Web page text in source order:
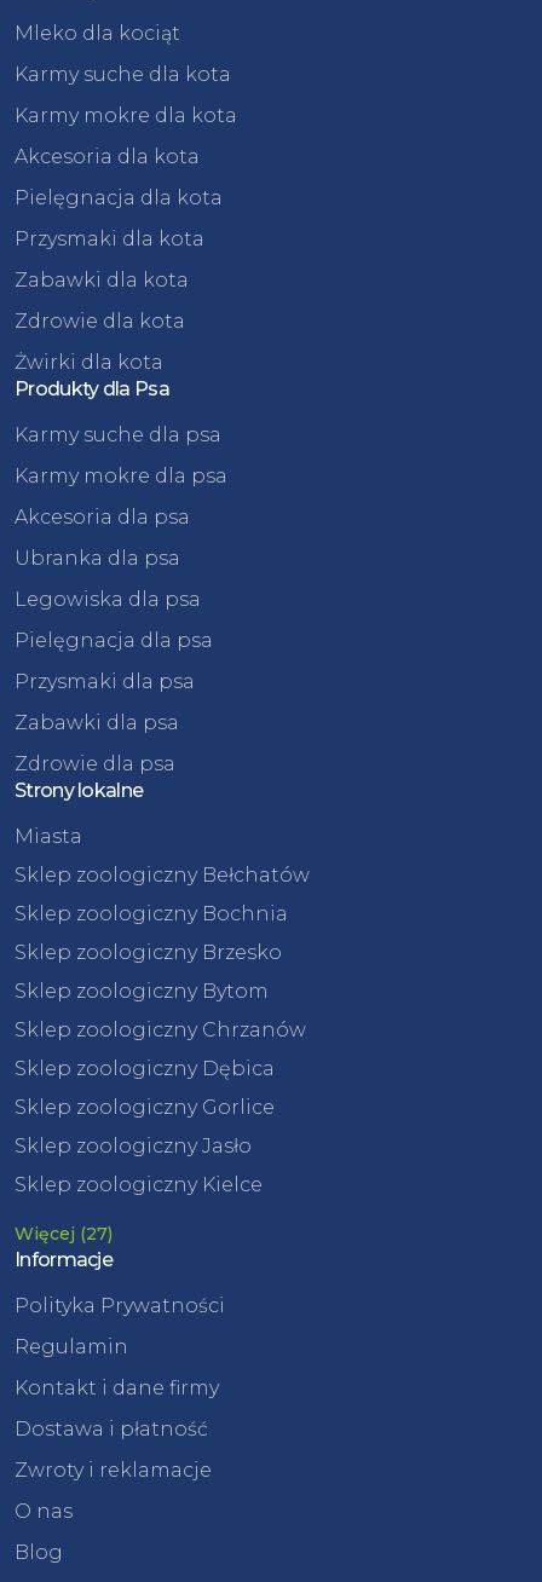
Mleko dla kociąt
Karmy suche dla kota
Karmy mokre dla kota
Akcesoria dla kota
Pielęgnacja dla kota
Przysmaki dla kota
Zabawki dla kota
Zdrowie dla kota
Żwirki dla kota
Produkty dla Psa
Karmy suche dla psa
Karmy mokre dla psa
Akcesoria dla psa
Ubranka dla psa
Legowiska dla psa
Pielęgnacja dla psa
Przysmaki dla psa
Zabawki dla psa
Zdrowie dla psa
Strony lokalne
Miasta
Sklep zoologiczny Bełchatów
Sklep zoologiczny Bochnia
Sklep zoologiczny Brzesko
Sklep zoologiczny Bytom
Sklep zoologiczny Chrzanów
Sklep zoologiczny Dębica
Sklep zoologiczny Gorlice
Sklep zoologiczny Jasło
Sklep zoologiczny Kielce
Więcej (27)
Informacje
Polityka Prywatności
Regulamin
Kontakt i dane firmy
Dostawa i płatność
Zwroty i reklamacje
O nas
Blog